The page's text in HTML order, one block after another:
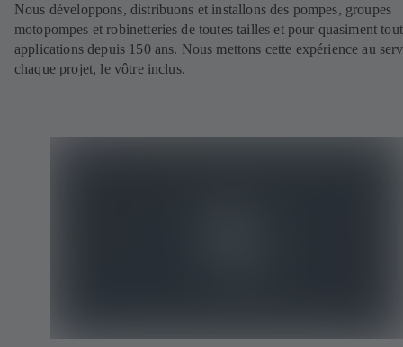
Nous développons, distribuons et installons des pompes, groupes
motopompes et robinetteries de toutes tailles et pour quasiment
applications depuis 150 ans. Nous mettons cette expérience au
chaque projet, le vôtre inclus.